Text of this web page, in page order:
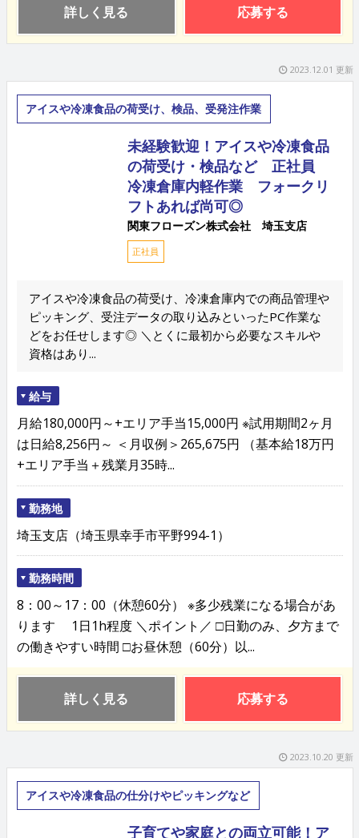
詳しく見る 応募する
2023.12.01 更新
アイスや冷凍食品の荷受け、検品、受発注作業
未経験歓迎！アイスや冷凍食品
の荷受け・検品など 正社員
冷凍倉庫内軽作業 フォークリ
フトあれば尚可◎
関東フローズン株式会社 埼玉支店
正社員
アイスや冷凍食品の荷受け、冷凍倉庫内での商品管理や
ピッキング、受注データの取り込みといったPC作業な
どをお任せします◎ ＼とくに最初から必要なスキルや
資格はあり...
給与
月給180,000円～+エリア手当15,000円 ※試用期間2ヶ月
は日給8,256円～ ＜月収例＞265,675円 （基本給18万円
+エリア手当＋残業月35時...
勤務地
埼玉支店（埼玉県幸手市平野994-1）
勤務時間
8：00～17：00（休憩60分） ※多少残業になる場合があ
ります 1日1h程度 ＼ポイント／ □日勤のみ、夕方まで
の働きやすい時間 □お昼休憩（60分）以...
詳しく見る 応募する
2023.10.20 更新
アイスや冷凍食品の仕分けやピッキングなど
子育てや家庭との両立可能！ア